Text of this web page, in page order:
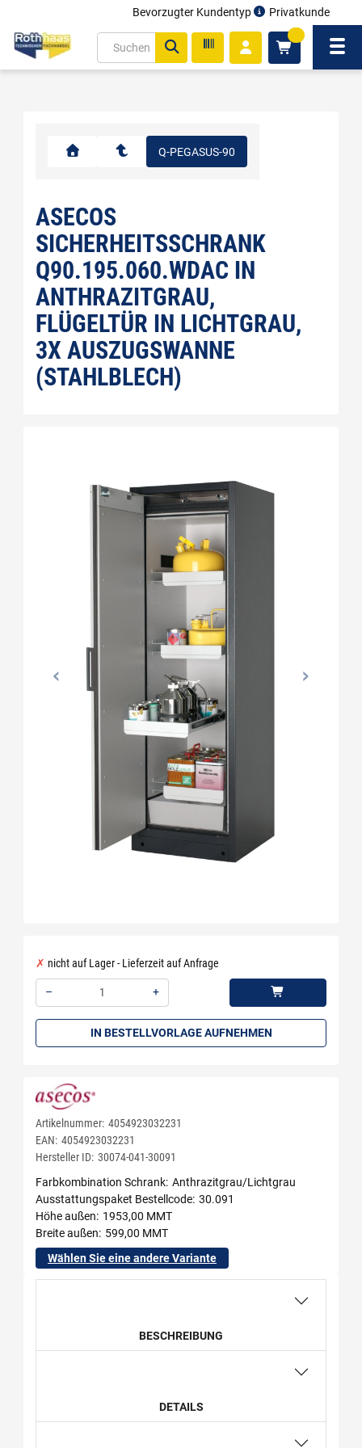
Bevorzugter Kundentyp Privatkunde
Q-PEGASUS-90
ASECOS
SICHERHEITSSCHRANK
Q90.195.060.WDAC IN
ANTHRAZITGRAU,
FLÜGELTÜR IN LICHTGRAU,
3X AUSZUGSWANNE
(STAHLBLECH)
nicht auf Lager - Lieferzeit auf Anfrage
–
+
IN BESTELLVORLAGE AUFNEHMEN
Artikelnummer: 4054923032231
EAN: 4054923032231
Hersteller ID: 30074-041-30091
Farbkombination Schrank Anthrazitgrau/Lichtgrau
Ausstattungspaket Bestellcode 30.091
Höhe außen
1953,00 MMT
Breite außen
599,00 MMT
Wählen Sie eine andere Variante
BESCHREIBUNG
DETAILS